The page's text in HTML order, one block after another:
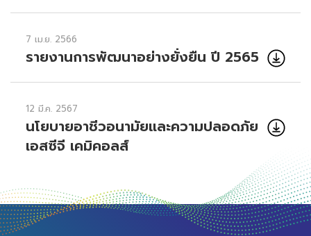
7 เม.ย. 2566
รายงานการพัฒนาอย่างยั่งยืน ปี 2565
12 มี.ค. 2567
นโยบายอาชีวอนามัยและความปลอดภัย
เอสซีจี เคมิคอลส์